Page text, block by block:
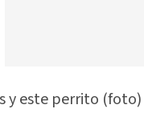
y este perrito